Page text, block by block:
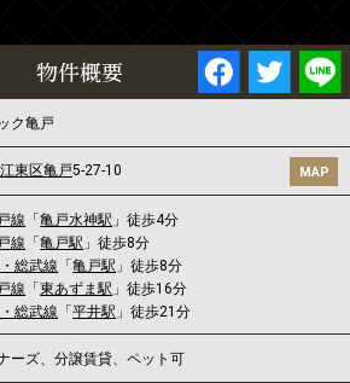
物件概要
ク亀戸
江東区亀戸5-27-10 MAP
線 「亀戸水神駅 」徒歩4分
線 「亀戸駅 」徒歩8分
総武線 「亀戸駅 」徒歩8分
線 「東あずま駅 」徒歩16分
総武線 「平井駅 」徒歩21分
ーズ、分譲賃貸、ペット可